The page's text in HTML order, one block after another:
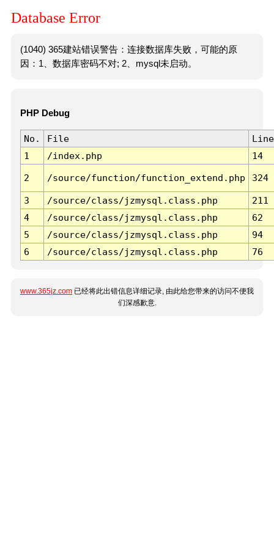
Database Error
(1040) 365建站错误警告：连接数据库失败，可能的原
因：1、数据库密码不对; 2、mysql未启动。
PHP Debug
No. File
Line
1
/index.php 14
2 /source/function/function_extend.php 324
3 /source/class/jzmysql.class.php
211
4
/source/class/jzmysql.class.php
62
5
/source/class/jzmysql.class.php
94
6
/source/class/jzmysql.class.php 76
www.365jz.com 已经将此出错信息详细记录, 由此给您带来的访问不便我
们深感歉意.